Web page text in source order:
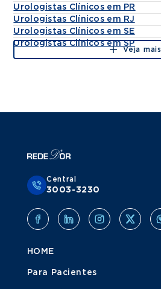
Urologistas Clínicos em PR
Urologistas Clínicos em RJ
Urologistas Clínicos em SE
Urologistas Clínicos em SP
Veja mais
Central
3003-3230
HOME
Para Pacientes